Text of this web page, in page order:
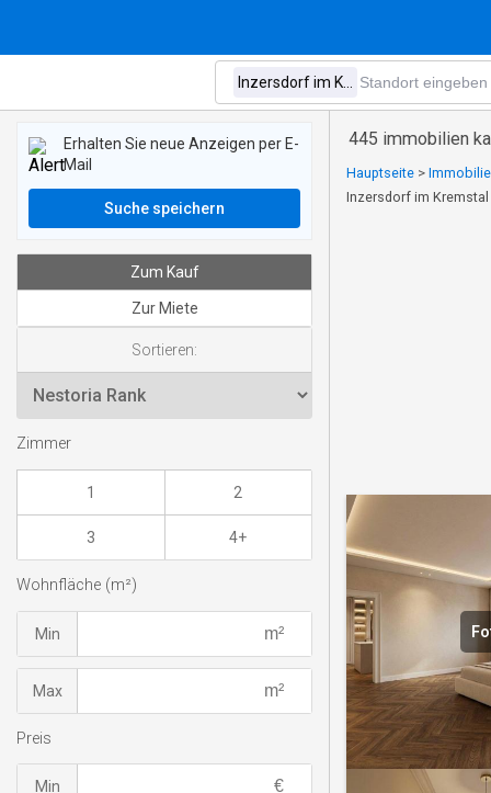
445 immobilien
Hauptseite >
Inzersdorf im Kremstal
Erhalten Sie neue Anzeigen per E-
Mail
Suche speichern
Zum Kauf
Zur Miete
Sortieren:
Zimmer
1 2
3 4+
Wohnfläche (m²)
Min
Max
Preis
Min